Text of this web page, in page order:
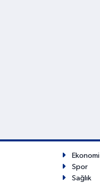
Ekonomi
Spor
Sağlık